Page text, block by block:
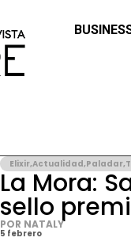
Elixir,Actualidad,Paladar,
La Mora:
sello
POR NATALY
5 febrero